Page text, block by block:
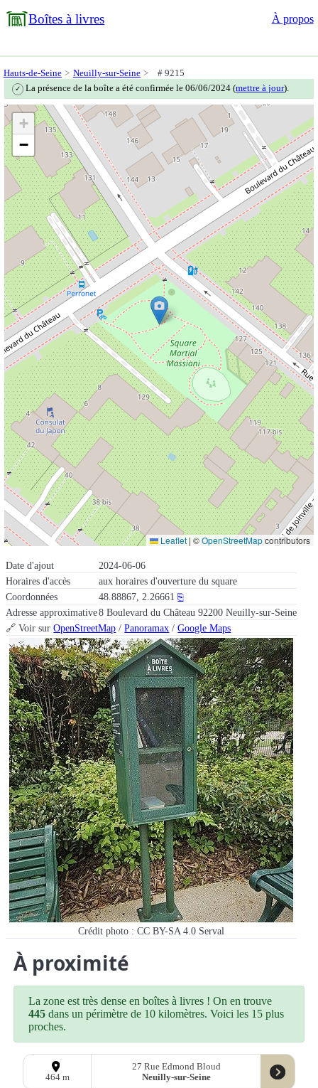
Boîtes à livres À propos
Hauts-de-Seine Neuilly-sur-Seine # 9215
✓ La présence de la boîte a été confirmée le 06/06/2024 (mettre à jour).
Date d'ajout
2024-06-06
Horaires d'accès
aux horaires d'ouverture du square
Coordonnées
48.88867, 2.26661 ⎘
Adresse approximative8 Boulevard du Château 92200 Neuilly-sur-Seine
🔗 Voir surOpenStreetMap /Panoramax /Google Maps
Crédit photo : CC BY-SA 4.0 Serval
+
−
Leaflet | ©OpenStreetMapcontributors
À proximité
La zone est très dense en boîtes à livres ! On en trouve
445 dans un périmètre de 10 kilomètres. Voici les 15 plus
proches.
464 m
27 Rue Edmond Bloud
Neuilly-sur-Seine